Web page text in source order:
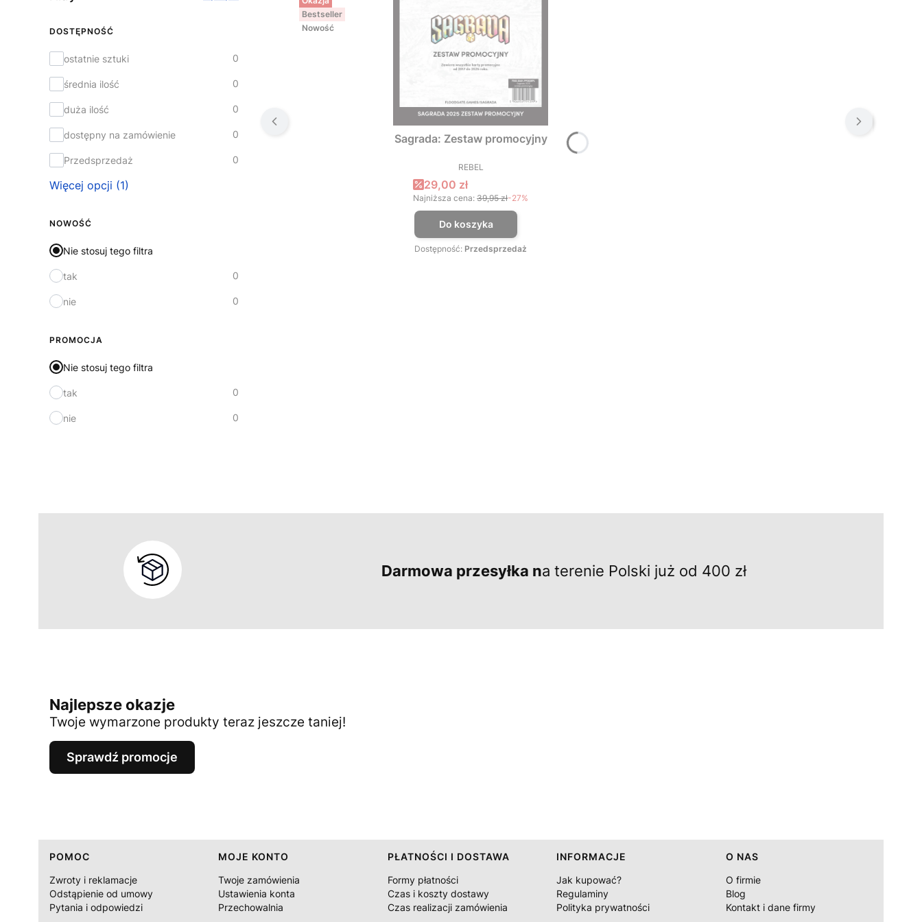
DOSTĘPNOŚĆ
Dostępność
ostatnie sztuki 0
średnia ilość 0
duża ilość 0
dostępny na zamówienie 0
Przedsprzedaż 0
Więcej opcji (1)
NOWOŚĆ
Nie stosuj tego filtra
tak 0
nie 0
PROMOCJA
Nie stosuj tego filtra
tak 0
nie 0
Bestseller
Nowość
Sagrada: Zestaw promocyjny
PRODUCENT
REBEL
Cena promocyjna
29,00 zł
Najniższa cena: 39,95 zł-27%
Do koszyka
Dostępność: Przedsprzedaż
Darmowa przesyłka na terenie Polski już od 400 zł
Najlepsze okazje
Twoje wymarzone produkty teraz jeszcze taniej!
Sprawdź promocje
Linki w stopce
POMOC
Zwroty i reklamacje
Odstąpienie od umowy
Pytania i odpowiedzi
MOJE KONTO
Twoje zamówienia
Ustawienia konta
Przechowalnia
PŁATNOŚCI I DOSTAWA
Formy płatności
Czas i koszty dostawy
Czas realizacji zamówienia
INFORMACJE
Jak kupować?
Regulaminy
Polityka prywatności
O NAS
O firmie
Blog
Kontakt i dane firmy